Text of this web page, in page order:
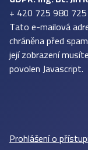
+ 420 725 980 725
Tato e-mailová
chráněna před
její zobrazení
povolen Javascript.
Prohlášení o